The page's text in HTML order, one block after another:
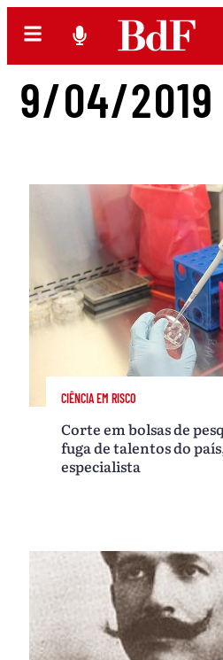
9/04/2019
CIÊNCIA EM RISCO
Corte em bolsas de
fuga de talentos do
especialista